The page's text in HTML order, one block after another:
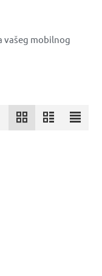
vašeg mobilnog